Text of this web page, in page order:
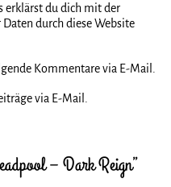
erklärst du dich mit der
durch diese Website
Kommentare via E-Mail.
via E-Mail.
– Dark Reign”